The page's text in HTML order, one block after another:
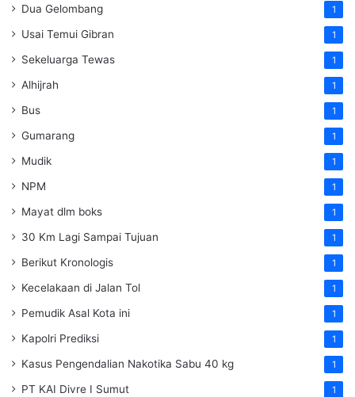
Dua Gelombang 1
Usai Temui Gibran 1
Sekeluarga Tewas 1
Alhijrah 1
Bus 1
Gumarang 1
Mudik 1
NPM 1
Mayat dlm boks 1
30 Km Lagi Sampai Tujuan 1
Berikut Kronologis 1
Kecelakaan di Jalan Tol 1
Pemudik Asal Kota ini 1
Kapolri Prediksi 1
Kasus Pengendalian Nakotika Sabu 40 kg 1
PT KAI Divre I Sumut 1